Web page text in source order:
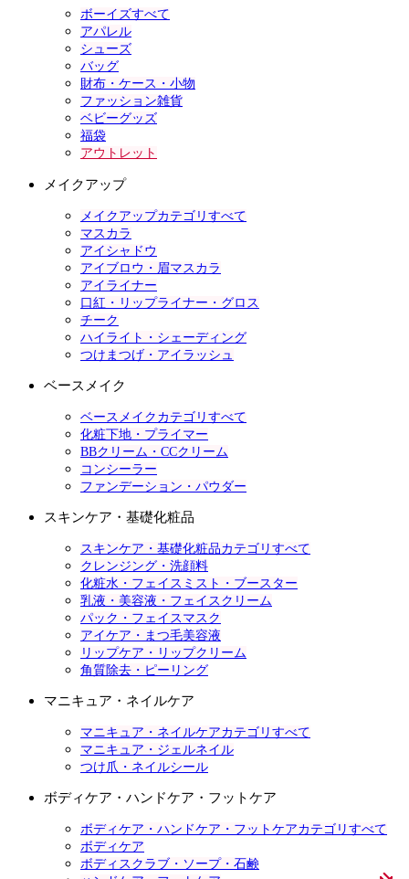
ボーイズすべて
アパレル
シューズ
バッグ
財布・ケース・小物
ファッション雑貨
ベビーグッズ
福袋
アウトレット
メイクアップ
メイクアップカテゴリすべて
マスカラ
アイシャドウ
アイブロウ・眉マスカラ
アイライナー
口紅・リップライナー・グロス
チーク
ハイライト・シェーディング
つけまつげ・アイラッシュ
ベースメイク
ベースメイクカテゴリすべて
化粧下地・プライマー
BBクリーム・CCクリーム
コンシーラー
ファンデーション・パウダー
スキンケア・基礎化粧品
スキンケア・基礎化粧品カテゴリすべて
クレンジング・洗顔料
化粧水・フェイスミスト・ブースター
乳液・美容液・フェイスクリーム
パック・フェイスマスク
アイケア・まつ毛美容液
リップケア・リップクリーム
角質除去・ピーリング
マニキュア・ネイルケア
マニキュア・ネイルケアカテゴリすべて
マニキュア・ジェルネイル
つけ爪・ネイルシール
ボディケア・ハンドケア・フットケア
ボディケア・ハンドケア・フットケアカテゴリすべて
ボディケア
ボディスクラブ・ソープ・石鹸